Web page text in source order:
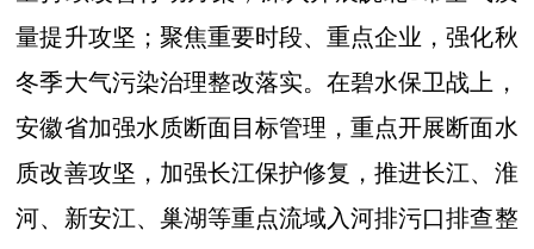
量提升攻坚；聚焦重要时段、重点企业，强化秋
冬季大气污染治理整改落实。在碧水保卫战上，
安徽省加强水质断面目标管理，重点开展断面水
质改善攻坚，加强长江保护修复，推进长江、淮
河、新安江、巢湖等重点流域入河排污口排查整